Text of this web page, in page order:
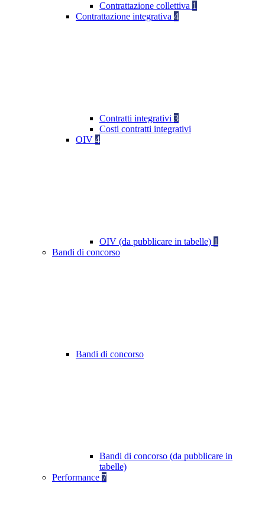
Contrattazione collettiva 1
Contrattazione integrativa 4
Contratti integrativi 3
Costi contratti integrativi
OIV 4
OIV (da pubblicare in tabelle) 1
Bandi di concorso
Bandi di concorso
Bandi di concorso (da pubblicare in
tabelle)
Performance 7